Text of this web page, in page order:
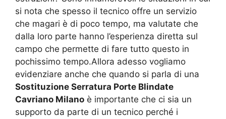
si nota che spesso il tecnico offre un servizio
che magari è di poco tempo, ma valutate che
dalla loro parte hanno l’esperienza diretta sul
campo che permette di fare tutto questo in
pochissimo tempo.Allora adesso vogliamo
evidenziare anche che quando si parla di una
Sostituzione Serratura Porte Blindate
Cavriano Milano è importante che ci sia un
supporto da parte di un tecnico perché i